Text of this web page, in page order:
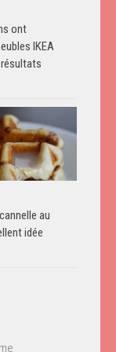
ont
IKEA
au
idée